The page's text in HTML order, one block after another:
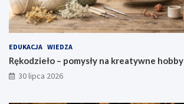
EDUKACJA WIEDZA
Rękodzieło – pomysły na kreatywne hobby
30 lipca 2026